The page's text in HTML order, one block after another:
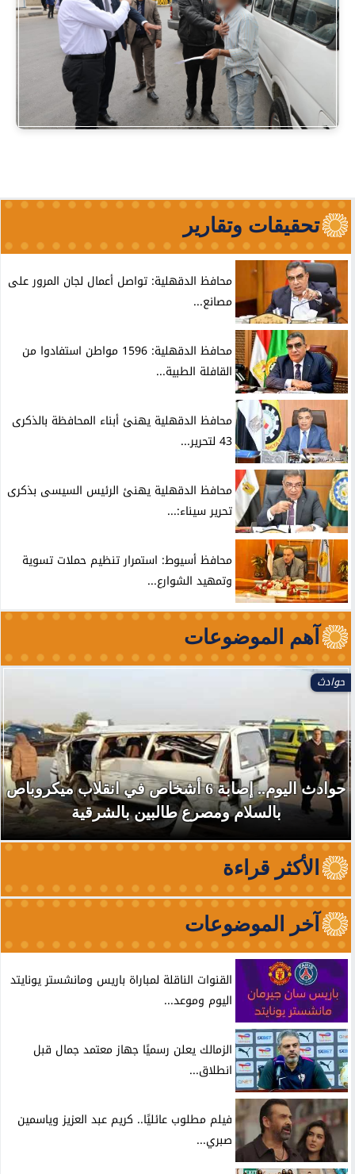
تحقيقات وتقارير
محافظ الدقهلية: تواصل أعمال لجان المرور على
مصانع...
محافظ الدقهلية: 1596 مواطن استفادوا من
القافلة الطبية...
محافظ الدقهلية يهنئ أبناء المحافظة بالذكرى
43 لتحرير...
محافظ الدقهلية يهنئ الرئيس السيسى بذكرى
تحرير سيناء:...
محافظ أسيوط: استمرار تنظيم حملات تسوية
وتمهيد الشوارع...
آهم الموضوعات
حوادث
حوادث اليوم.. إصابة 6 أشخاص في انقلاب ميكروباص
بالسلام ومصرع طالبين بالشرقية
الأكثر قراءة
آخر الموضوعات
القنوات الناقلة لمباراة باريس ومانشستر يونايتد
اليوم وموعد...
الزمالك يعلن رسميًا جهاز معتمد جمال قبل
انطلاق...
فيلم مطلوب عائليًا.. كريم عبد العزيز وياسمين
صبري...